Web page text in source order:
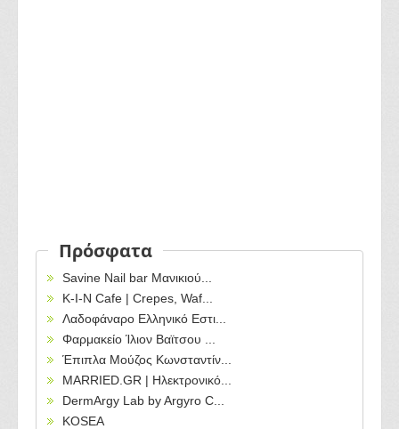
Πρόσφατα
Savine Nail bar Μανικιού...
Κ-Ι-Ν Cafe | Crepes, Waf...
Λαδοφάναρο Ελληνικό Εστι...
Φαρμακείο Ίλιον Βαϊτσου ...
Έπιπλα Μούζος Κωνσταντίν...
MARRIED.GR | Ηλεκτρονικό...
DermArgy Lab by Argyro C...
KOSEA